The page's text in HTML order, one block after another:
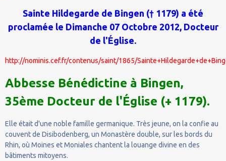
Sainte Hildegarde de Bingen († 1179) a été
proclamée le Dimanche 07 Octobre 2012, Docteur
de l'Église.
http://nominis.cef.fr/contenus/saint/1865/
Abbesse Bénédictine à Bingen,
35ème Docteur de l'Église (+ 1179).
Elle était d'une noble famille germanique. Très jeune, on la confie au
couvent de Disibodenberg, un Monastère double, sur les bords du
Rhin, où Moines et Moniales chantent la louange divine en des
bâtiments mitoyens.